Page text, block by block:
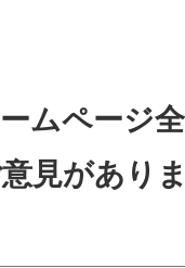
ムページ
見があり